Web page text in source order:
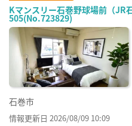
Kマンスリー石巻野球場前（JR
505(No.723829)
石巻市
情報更新日 2026/08/09 10:09